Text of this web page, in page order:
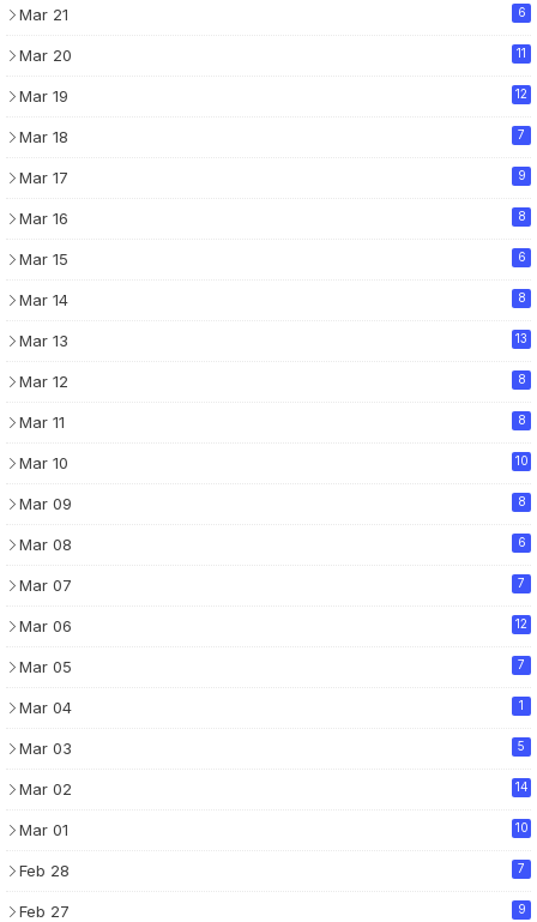
Mar 21 6
Mar 20 11
Mar 19 12
Mar 18 7
Mar 17 9
Mar 16 8
Mar 15 6
Mar 14 8
Mar 13 13
Mar 12 8
Mar 11 8
Mar 10 10
Mar 09 8
Mar 08 6
Mar 07 7
Mar 06 12
Mar 05 7
Mar 04 1
Mar 03 5
Mar 02 14
Mar 01 10
Feb 28 7
Feb 27 9